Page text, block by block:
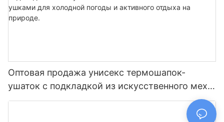
Оптовая продажа унисекс термошапок-
ушаток с подкладкой из искусственного меха
— зимняя шапка с ушками для холодной